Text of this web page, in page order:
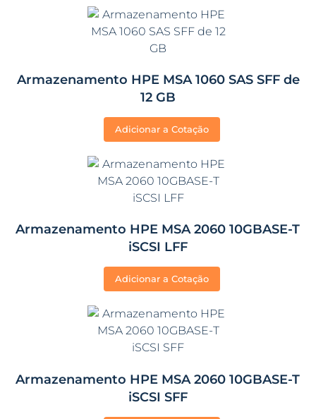
Armazenamento HPE MSA 1060 SAS SFF de
12 GB
Adicionar a Cotação
Armazenamento HPE MSA 2060 10GBASE-T
iSCSI LFF
Adicionar a Cotação
Armazenamento HPE MSA 2060 10GBASE-T
iSCSI SFF